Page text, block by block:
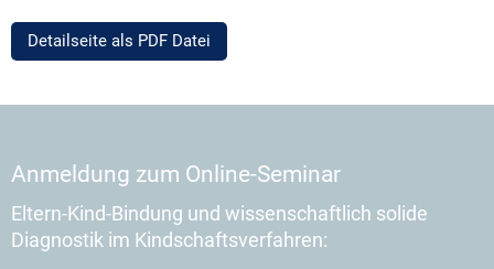
Detailseite als PDF Datei
Anmeldung zum Online-Seminar
Eltern-Kind-Bindung und wissenschaftlich solide
Diagnostik im Kindschaftsverfahren: